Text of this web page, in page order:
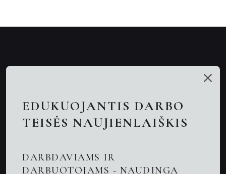
Nuotolinės konsultacijos
Advokatas Kaune
EDUKUOJANTIS DARBO
TEISĖS NAUJIENLAIŠKIS
DARBDAVIAMS IR
DARBUOTOJAMS - NAUDINGA